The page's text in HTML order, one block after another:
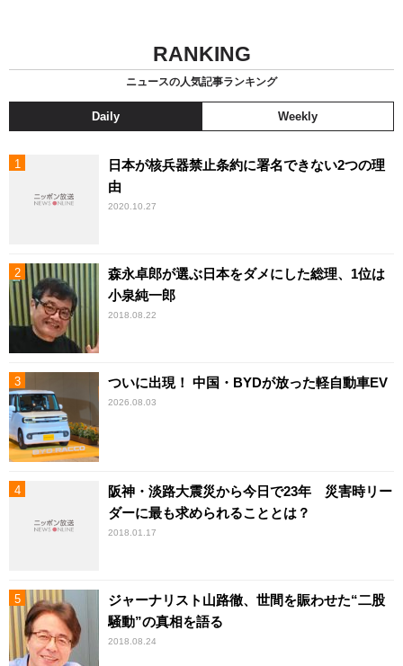
RANKING
ニュースの人気記事ランキング
Daily Weekly
日本が核兵器禁止条約に署名できない2つの理
由
2020.10.27
森永卓郎が選ぶ日本をダメにした総理、1位は
小泉純一郎
2018.08.22
ついに出現！ 中国・BYDが放った軽自動車EV
2026.08.03
阪神・淡路大震災から今日で23年 災害時リー
ダーに最も求められることとは？
2018.01.17
ジャーナリスト山路徹、世間を賑わせた“二股
騒動”の真相を語る
2018.08.24